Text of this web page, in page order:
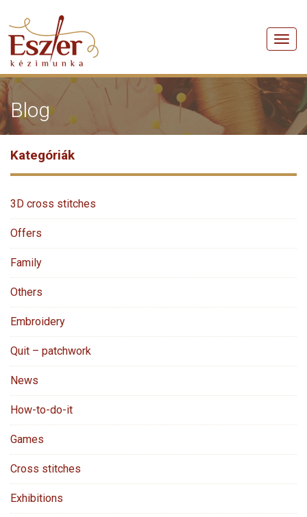
Menü
Blog
Kategóriák
3D cross stitches
Offers
Family
Others
Embroidery
Quit – patchwork
News
How-to-do-it
Games
Cross stitches
Exhibitions